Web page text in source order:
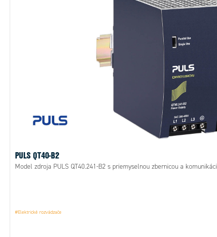
PULS QT40-B2
Model zdroja PULS QT40.241-B2 s priemyselnou zbernicou a
#Elektrické rozvádzače